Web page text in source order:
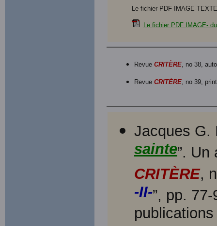
Le fichier PDF-IMAGE-
Le fichier PDF IMAGE-
Revue CRITÈRE, no 38,
Revue CRITÈRE, no 39,
Jacques G.
sainte”. Un
CRITÈRE,
-II-”, pp.